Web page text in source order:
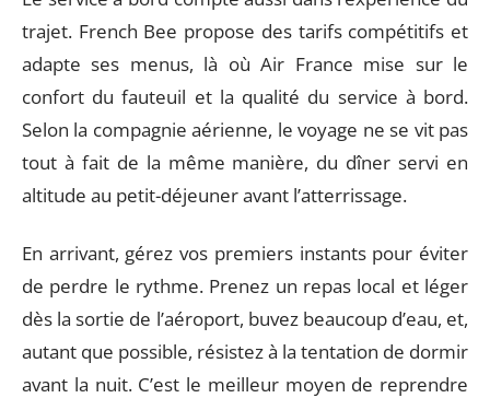
trajet. French Bee propose des tarifs compétitifs et
adapte ses menus, là où Air France mise sur le
confort du fauteuil et la qualité du service à bord.
Selon la compagnie aérienne, le voyage ne se vit pas
tout à fait de la même manière, du dîner servi en
altitude au petit-déjeuner avant l’atterrissage.
En arrivant, gérez vos premiers instants pour éviter
de perdre le rythme. Prenez un repas local et léger
dès la sortie de l’aéroport, buvez beaucoup d’eau, et,
autant que possible, résistez à la tentation de dormir
avant la nuit. C’est le meilleur moyen de reprendre